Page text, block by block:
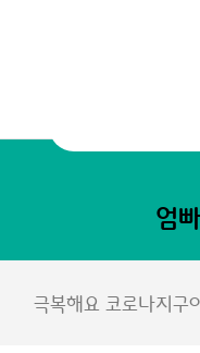
엄
극복해요 코로나지구